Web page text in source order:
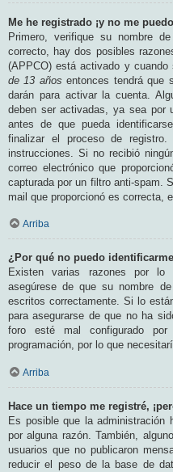
Me he registrado ¡y no me
Primero, verifique su nombre
correcto, hay dos posibles
(APPCO) está activado y
de 13 años entonces tendrá que
darán para activar la cuenta.
deben ser activadas, ya sea por
antes de que pueda
finalizar el proceso de
instrucciones. Si no recibió
correo electrónico que
capturada por un filtro anti-spam.
mail que proporcionó es correcta,
Arriba
¿Por qué no puedo
Existen varias razones por lo
asegúrese de que su nombre
escritos correctamente. Si lo
para asegurarse de que no ha
foro esté mal configurado
programación, por lo que
Arriba
Hace un tiempo me registré,
Es posible que la administración
por alguna razón. También,
usuarios que no publicaron
reducir el peso de la base de